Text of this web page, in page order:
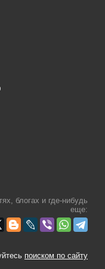
блогах и где-нибудь
еще:
поиском по сайту